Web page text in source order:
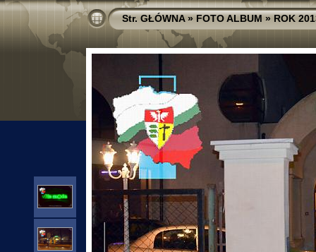
Str. GŁÓWNA»FOTO ALBUM»ROK